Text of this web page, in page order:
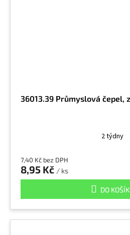
36013.39 Průmyslová čepel,
2 týdny
7,40 Kč bez DPH
8,95 Kč / ks
DO